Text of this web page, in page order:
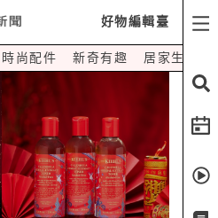
好物編輯臺
時尚配件 新奇有趣 居家生活